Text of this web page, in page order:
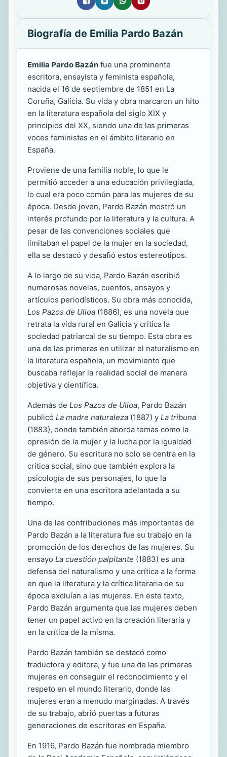
Biografía de Emilia Pardo Bazán
Emilia Pardo Bazán fue una prominente
escritora, ensayista y feminista española,
nacida el 16 de septiembre de 1851 en La
Coruña, Galicia. Su vida y obra marcaron un hito
en la literatura española del siglo XIX y
principios del XX, siendo una de las primeras
voces feministas en el ámbito literario en
España.
Proviene de una familia noble, lo que le
permitió acceder a una educación privilegiada,
lo cual era poco común para las mujeres de su
época. Desde joven, Pardo Bazán mostró un
interés profundo por la literatura y la cultura. A
pesar de las convenciones sociales que
limitaban el papel de la mujer en la sociedad,
ella se destacó y desafió estos estereotipos.
A lo largo de su vida, Pardo Bazán escribió
numerosas novelas, cuentos, ensayos y
artículos periodísticos. Su obra más conocida,
Los Pazos de Ulloa (1886), es una novela que
retrata la vida rural en Galicia y critica la
sociedad patriarcal de su tiempo. Esta obra es
una de las primeras en utilizar el naturalismo en
la literatura española, un movimiento que
buscaba reflejar la realidad social de manera
objetiva y científica.
Además de Los Pazos de Ulloa, Pardo Bazán
publicó La madre naturaleza (1887) y La tribuna
(1883), donde también aborda temas como la
opresión de la mujer y la lucha por la igualdad
de género. Su escritura no solo se centra en la
crítica social, sino que también explora la
psicología de sus personajes, lo que la
convierte en una escritora adelantada a su
tiempo.
Una de las contribuciones más importantes de
Pardo Bazán a la literatura fue su trabajo en la
promoción de los derechos de las mujeres. Su
ensayo La cuestión palpitante (1883) es una
defensa del naturalismo y una crítica a la forma
en que la literatura y la crítica literaria de su
época excluían a las mujeres. En este texto,
Pardo Bazán argumenta que las mujeres deben
tener un papel activo en la creación literaria y
en la crítica de la misma.
Pardo Bazán también se destacó como
traductora y editora, y fue una de las primeras
mujeres en conseguir el reconocimiento y el
respeto en el mundo literario, donde las
mujeres eran a menudo marginadas. A través
de su trabajo, abrió puertas a futuras
generaciones de escritoras en España.
En 1916, Pardo Bazán fue nombrada miembro